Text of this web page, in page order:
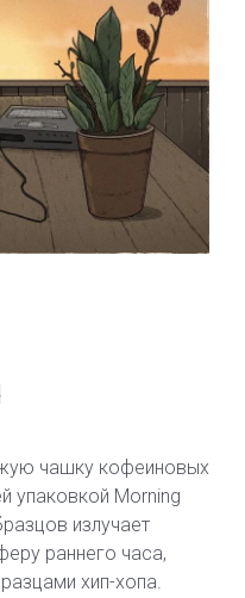
чашку кофеиновых
упаковкой Morning
излучает
раннего часа,
хип-хопа.